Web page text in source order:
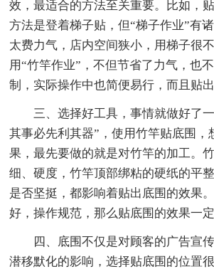
效，最适合的方法至关重要。比如，
方法是登着梯子贴，但“梯子作业”有
太费力气，店内空间狭小，用梯子很
用“竹竿作业”，不但节省了力气，也
制，实际操作中也简便易行，而且贴出
三、选择好工具，事情就做好了一
其事必先利其器”，使用竹竿贴底围，
果，最先要做的就是对竹竿的加工。
细、硬度，竹竿顶部绑粘的硬纸的平
是否坚挺，都影响着贴出底围的效果
好，操作规范，那么贴底围的效果一定
四、底围不仅是对顾客的广告宣传
潜移默化的影响，选择贴底围的位置